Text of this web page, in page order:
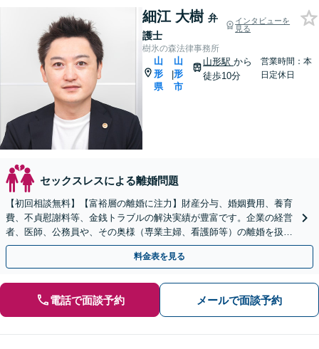
細江 大樹 弁
護士
インタビューを
見る
樹氷の森法律事務所
山
形
県
|
山
形
市
山形駅 から
徒歩10分
営業時間：本
日定休日
セックスレスによる離婚問題
【初回相談無料】【富裕層の離婚に注力】財産分与、婚姻費用、養育
費、不貞慰謝料等、金銭トラブルの解決実績が豊富です。企業の経営
者、医師、公務員や、その奥様（専業主婦、看護師等）の離婚を扱い
ます。【オンライン面談可】【無料駐車場あり】
料金表を見る
電話で面談予約 メールで面談予約